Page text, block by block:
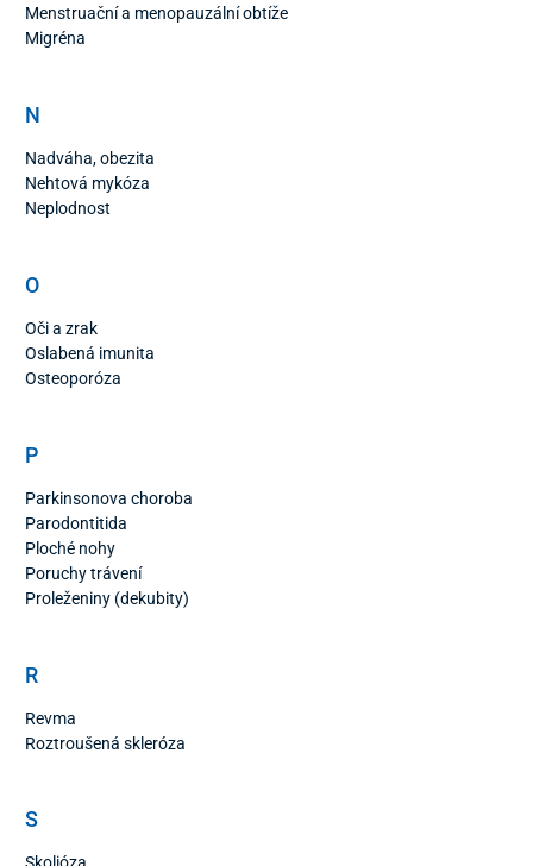
Menstruační a menopauzální obtíže
Migréna
N
Nadváha, obezita
Nehtová mykóza
Neplodnost
O
Oči a zrak
Oslabená imunita
Osteoporóza
P
Parkinsonova choroba
Parodontitida
Ploché nohy
Poruchy trávení
Proleženiny (dekubity)
R
Revma
Roztroušená skleróza
S